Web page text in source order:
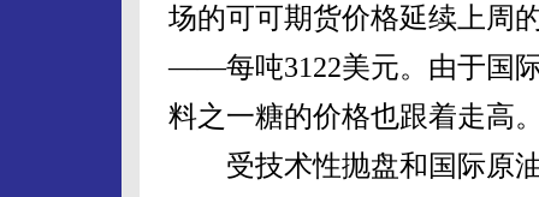
场的可可期货价格延续上周
——每吨3122美元。由于国
料之一糖的价格也跟着走高
受技术性抛盘和国际原油